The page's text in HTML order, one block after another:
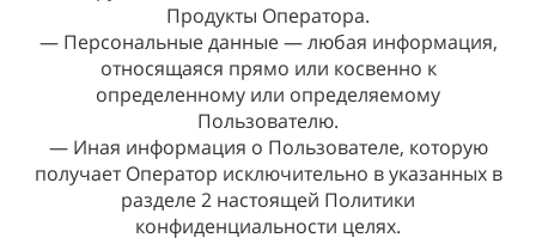
Продукты Оператора.
— Персональные данные — любая информация,
относящаяся прямо или косвенно к
определенному или определяемому
Пользователю.
— Иная информация о Пользователе, которую
получает Оператор исключительно в указанных в
разделе 2 настоящей Политики
конфиденциальности целях.